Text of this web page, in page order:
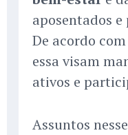
aposentados
De acordo
essa visam
ativos e
Assuntos